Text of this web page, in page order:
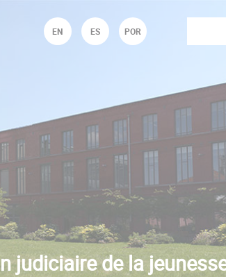
judiciaire de la
EN ES POR